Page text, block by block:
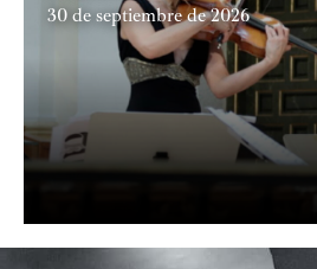
30 de septiembre de 2026